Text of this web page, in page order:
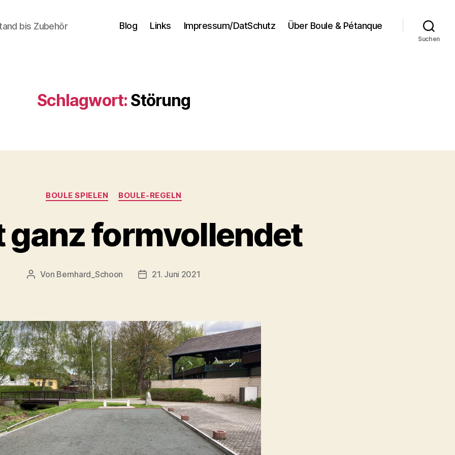
bis Zubehör Blog Links Impressum/DatSchutz Über Boule & Pétanque
Suchen
Schlagwort: Störung
Kategorien
BOULE SPIELEN BOULE-REGELN
ganz formvollendet
Beitragsautor
Von Bernhard_Schoon Veröffentlichungsdatum
21. Juni 2021